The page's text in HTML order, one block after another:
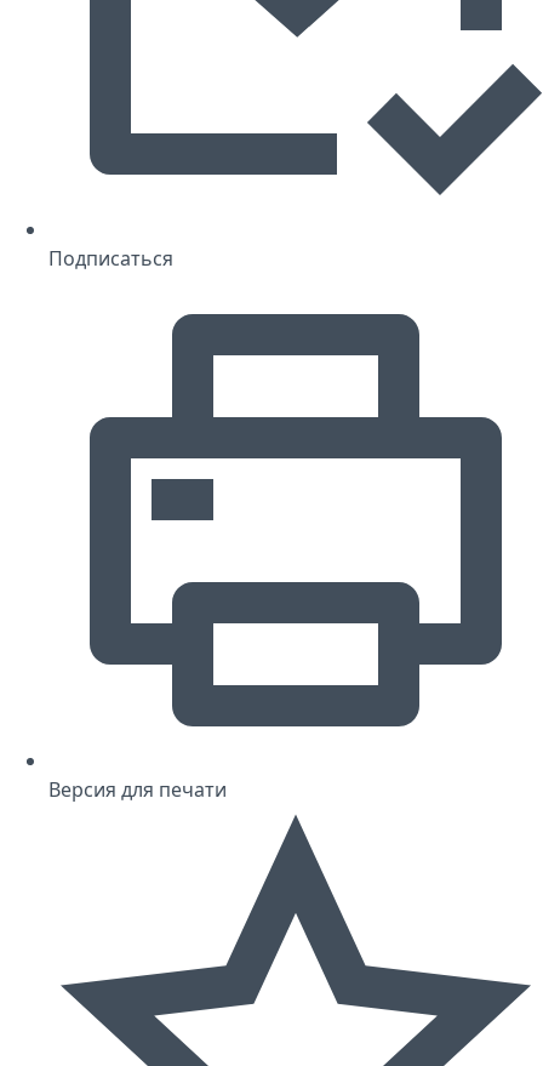
Подписаться
Версия для печати